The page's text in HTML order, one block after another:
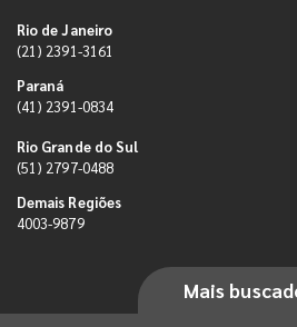
Rio de Janeiro
(21) 2391-3161
Paraná
(41) 2391-0834
Rio Grande do Sul
(51) 2797-0488
Demais Regiões
4003-9879
Mais